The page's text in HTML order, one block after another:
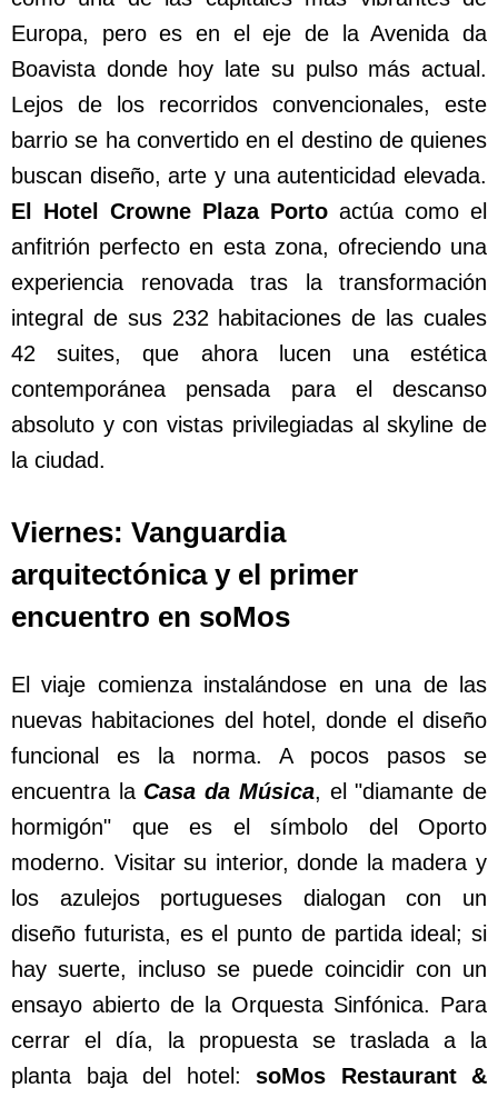
Europa, pero es en el eje de la Avenida da
Boavista donde hoy late su pulso más actual.
Lejos de los recorridos convencionales, este
barrio se ha convertido en el destino de quienes
buscan diseño, arte y una autenticidad elevada.
El Hotel Crowne Plaza Porto actúa como el
anfitrión perfecto en esta zona, ofreciendo una
experiencia renovada tras la transformación
integral de sus 232 habitaciones de las cuales
42 suites, que ahora lucen una estética
contemporánea pensada para el descanso
absoluto y con vistas privilegiadas al skyline de
la ciudad.
Viernes: Vanguardia
arquitectónica y el primer
encuentro en soMos
El viaje comienza instalándose en una de las
nuevas habitaciones del hotel, donde el diseño
funcional es la norma. A pocos pasos se
encuentra la Casa da Música, el "diamante de
hormigón" que es el símbolo del Oporto
moderno. Visitar su interior, donde la madera y
los azulejos portugueses dialogan con un
diseño futurista, es el punto de partida ideal; si
hay suerte, incluso se puede coincidir con un
ensayo abierto de la Orquesta Sinfónica. Para
cerrar el día, la propuesta se traslada a la
planta baja del hotel: soMos Restaurant &